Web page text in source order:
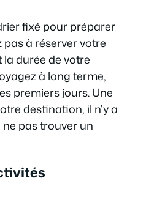
fixé pour préparer
pas à réserver votre
durée de votre
à long terme,
premiers jours. Une
destination, il n’y a
pas trouver un